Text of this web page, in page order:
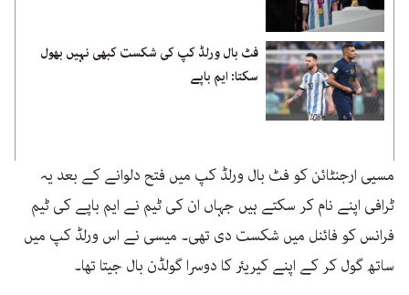
فٹ بال ورلڈ کپ کی شکست کبھی نہیں بھول
سکتا: ایم باپے
مسیی ارجنٹائن کو فٹ بال ورلڈ کپ میں فتح دلوانے کے بعد یہ
ٹرافی اپنے نام کر سکتے ہیں جہاں ان کی ٹیم نے ایم باپے کی ٹیم
فرانس کو فائنل میں شکست دی تھی۔ میسی نے اس ورلڈ کپ میں
ساتھ گول کر کے اپنے کیریئر کا دوسرا گولڈن بال جیتا تھا۔